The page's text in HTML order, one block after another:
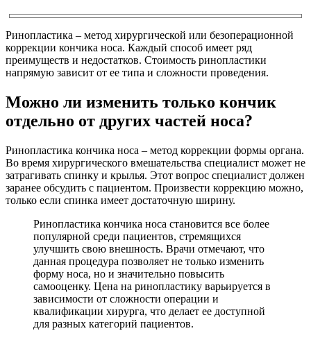
Ринопластика – метод хирургической или безоперационной
коррекции кончика носа. Каждый способ имеет ряд
преимуществ и недостатков. Стоимость ринопластики
напрямую зависит от ее типа и сложности проведения.
Можно ли изменить только кончик
отдельно от других частей носа?
Ринопластика кончика носа – метод коррекции формы органа.
Во время хирургического вмешательства специалист может не
затрагивать спинку и крылья. Этот вопрос специалист должен
заранее обсудить с пациентом. Произвести коррекцию можно,
только если спинка имеет достаточную ширину.
Ринопластика кончика носа становится все более
популярной среди пациентов, стремящихся
улучшить свою внешность. Врачи отмечают, что
данная процедура позволяет не только изменить
форму носа, но и значительно повысить
самооценку. Цена на ринопластику варьируется в
зависимости от сложности операции и
квалификации хирурга, что делает ее доступной
для разных категорий пациентов.